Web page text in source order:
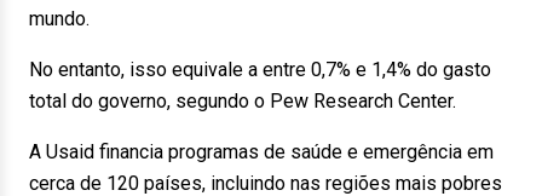
mundo.
No entanto, isso equivale a entre 0,7% e 1,4% do gasto
total do governo, segundo o Pew Research Center.
A Usaid financia programas de saúde e emergência em
cerca de 120 países, incluindo nas regiões mais pobres